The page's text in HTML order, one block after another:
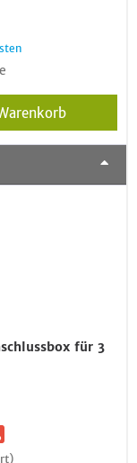
für 3